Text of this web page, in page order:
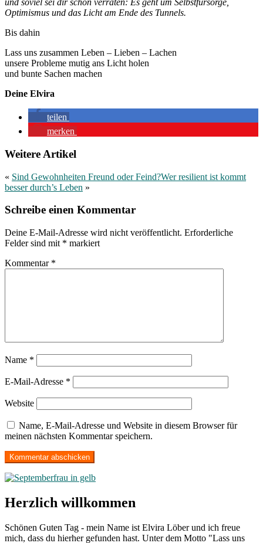
und soviel sei dir schon verraten: Es geht um Selbstfürsorge,
Optimismus und das Licht am Ende des Tunnels.
Bis dahin
Lass uns zusammen Leben – Lieben – Lachen
unsere Probleme mutig ans Licht holen
und bunte Sachen machen
Deine Elvira
teilen
merken
Weitere Artikel
« Sind Gewohnheiten Freund oder Feind?Wer resilient ist kommt
besser durch’s Leben »
Schreibe einen Kommentar
Deine E-Mail-Adresse wird nicht veröffentlicht. Erforderliche
Felder sind mit * markiert
Kommentar *
Name *
E-Mail-Adresse *
Website
Name, E-Mail-Adresse und Website in diesem Browser für
meinen nächsten Kommentar speichern.
Herzlich willkommen
Schönen Guten Tag - mein Name ist Elvira Löber und ich freue
mich, dass du hierher gefunden hast. Unter dem Motto "Lass uns